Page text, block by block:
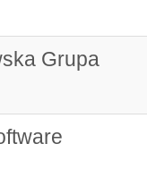
Grupa